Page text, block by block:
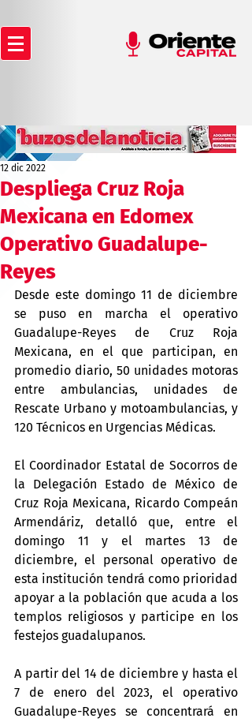
Despliega Cruz Roja
Mexicana en Edomex
Operativo Guadalupe-
Reyes
12 dic 2022
Desde este domingo 11 de diciembre
se puso en marcha el operativo
Guadalupe-Reyes de Cruz Roja
Mexicana, en el que participan, en
promedio diario, 50 unidades motoras
entre ambulancias, unidades de
Rescate Urbano y motoambulancias, y
120 Técnicos en Urgencias Médicas.
El Coordinador Estatal de Socorros de
la Delegación Estado de México de
Cruz Roja Mexicana, Ricardo Compeán
Armendáriz, detalló que, entre el
domingo 11 y el martes 13 de
diciembre, el personal operativo de
esta institución tendrá como prioridad
apoyar a la población que acuda a los
templos religiosos y participe en los
festejos guadalupanos.
A partir del 14 de diciembre y hasta el
7 de enero del 2023, el operativo
Guadalupe-Reyes se concentrará en